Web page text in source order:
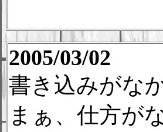
2005/03/02
書き込みがな
まぁ、仕方が